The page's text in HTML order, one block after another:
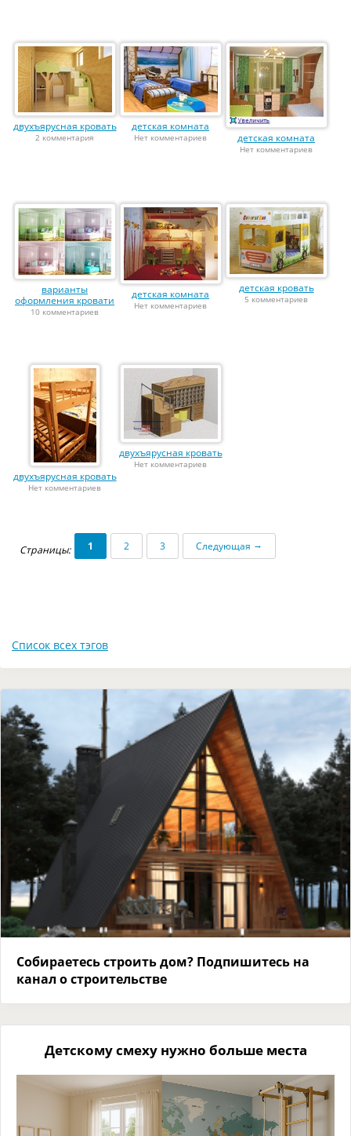
двухъярусная кровать
2 комментария
детская комната
Нет комментариев детская комната
Нет комментариев
варианты
оформления кровати
10 комментариев
детская комната
Нет комментариев
детская кровать
5 комментариев
двухъярусная кровать
Нет комментариев
двухъярусная кровать
Нет комментариев
Страницы: 1 2 3 Следующая →
Список всех тэгов
Собираетесь строить дом? Подпишитесь на
канал о строительстве
Детскому смеху нужно больше места